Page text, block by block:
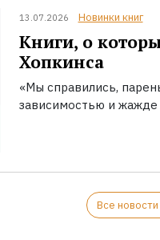
13.07.2026 Новинки книг
Книги, о
Хопкинса
«Мы справились,
зависимостью и жажде
Все новости